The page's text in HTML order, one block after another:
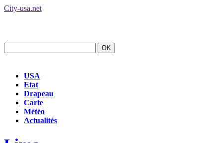
City-usa.net
USA
Etat
Drapeau
Carte
Météo
Actualités